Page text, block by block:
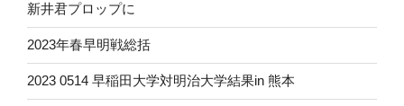
新井君プロップに
2023年春早明戦総括
2023 0514 早稲田大学対明治大学結果in 熊本